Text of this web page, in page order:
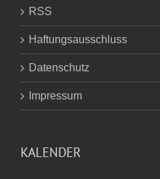
RSS
Haftungsausschluss
Datenschutz
Impressum
KALENDER